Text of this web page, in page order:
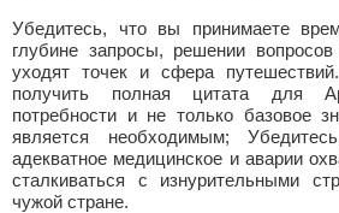
Убедитесь, что вы принимаете
глубине запросы, решении вопросов
уходят точек и сфера
получить полная цитата для
потребности и не только базовое
является необходимым;
адекватное медицинское и аварии
сталкиваться с изнурительными
чужой стране.